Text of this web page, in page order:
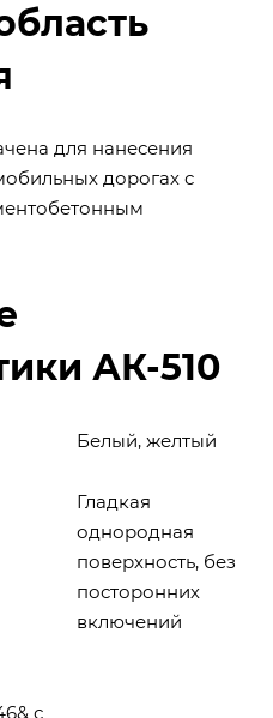
для нанесения
дорогах с
АК-510
Белый, желтый
Гладкая
однородная
поверхность, без
посторонних
включений
с